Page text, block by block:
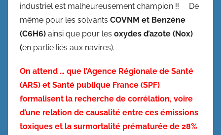
industriel est malheureusement champion !! De
même pour les solvants COVNM et Benzène
(C6H6) ainsi que pour les oxydes d’azote (Nox)
(en partie liés aux navires).
On attend … que l’Agence Régionale de Santé
(ARS) et Santé publique France (SPF)
formalisent la recherche de corrélation, voire
d’une relation de causalité entre ces émissions
toxiques et la surmortalité prématurée de 28%